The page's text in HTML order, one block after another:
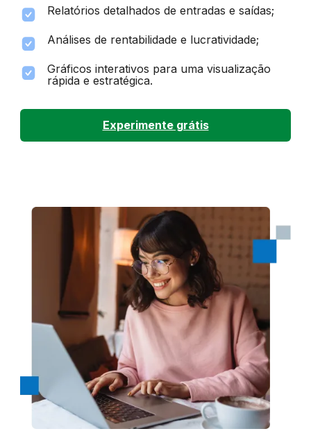
Relatórios detalhados de entradas e saídas;
Análises de rentabilidade e lucratividade;
Gráficos interativos para uma visualização
rápida e estratégica.
Experimente grátis